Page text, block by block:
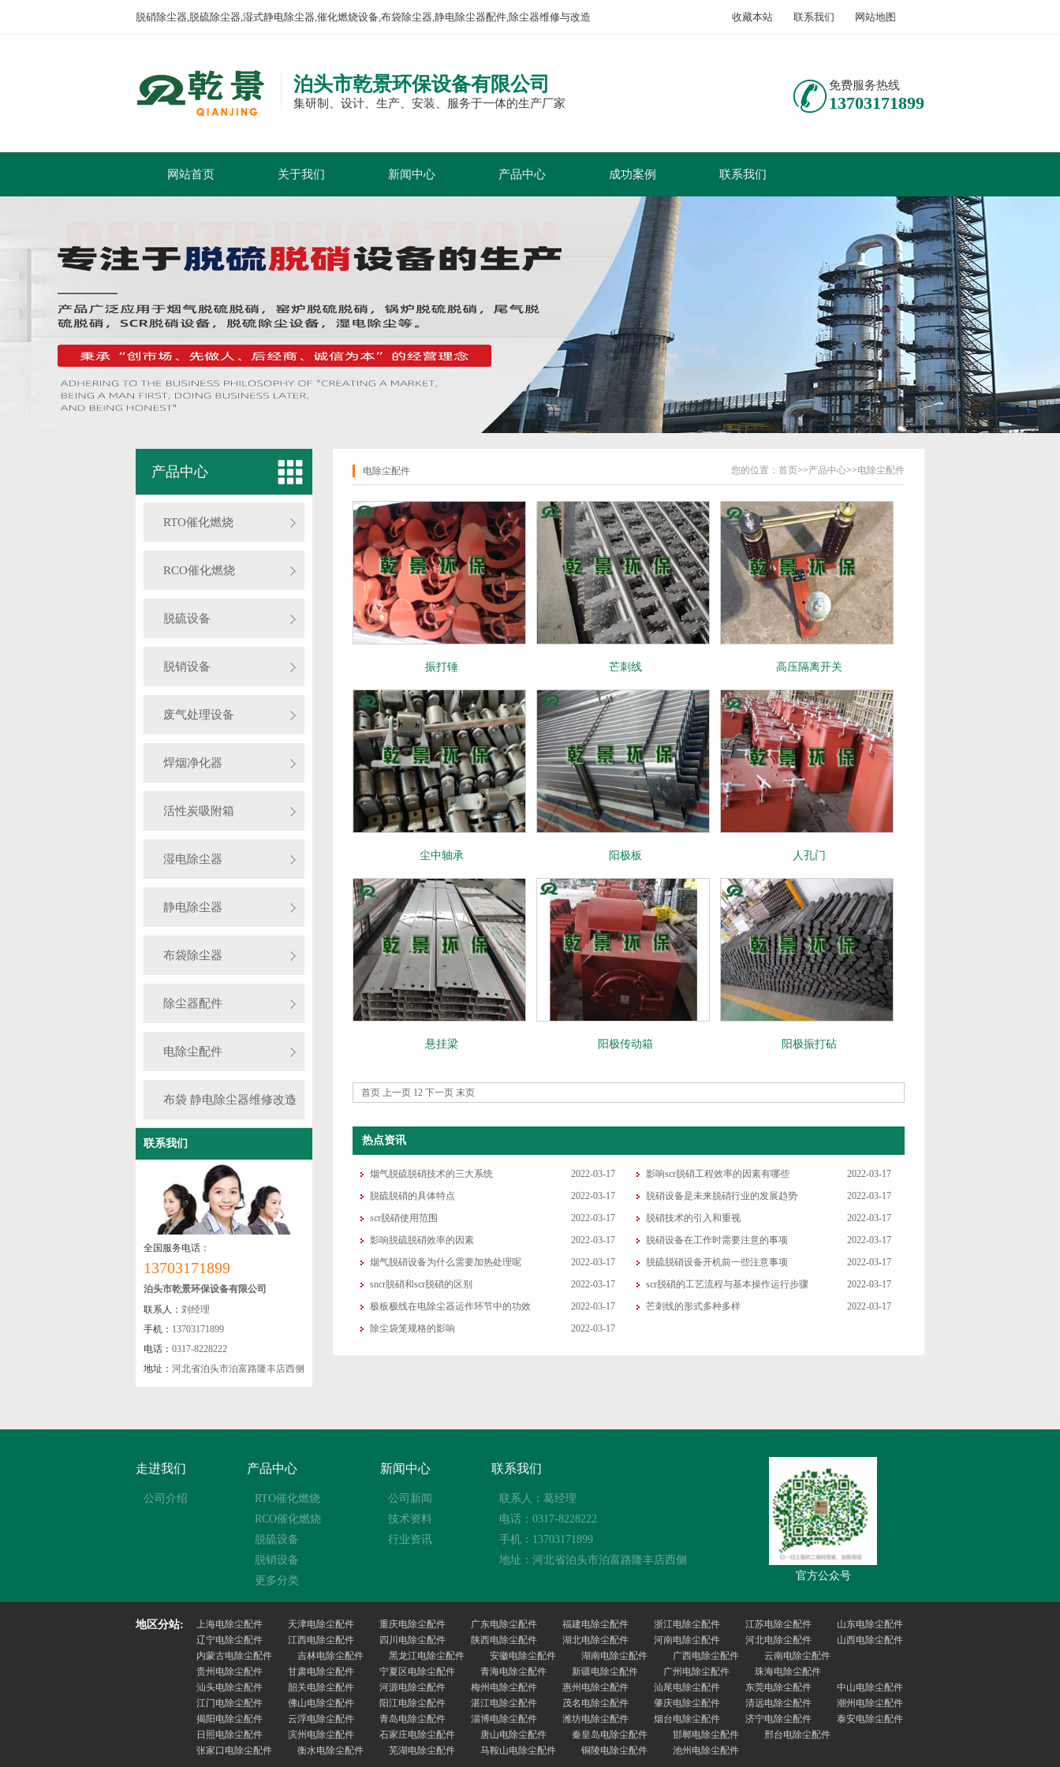
脱硝除尘器,脱硫除尘器,湿式静电除尘器,催化燃烧设备,布袋除尘器,静电除尘器配件,除尘器维修与改造 收藏本站 联系我们 网站地图
泊头市乾景环保设备有限公司
集研制、设计、生产、安装、服务于一体的生产厂家
免费服务热线
13703171899
网站首页 关于我们 新闻中心 产品中心 成功案例 联系我们
产品中心
RTO催化燃烧
RCO催化燃烧
脱硫设备
脱销设备
废气处理设备
焊烟净化器
活性炭吸附箱
湿电除尘器
静电除尘器
布袋除尘器
除尘器配件
电除尘配件
布袋 静电除尘器维修改造
联系我们
全国服务电话：
13703171899
泊头市乾景环保设备有限公司
联系人： 刘经理
手机： 13703171899
电话： 0317-8228222
地址： 河北省泊头市泊富路隆丰店西侧
电除尘配件 您的位置： 首页>>产品中心>>电除尘配件
振打锤 芒刺线 高压隔离开关
尘中轴承 阳极板 人孔门
悬挂梁 阳极传动箱 阳极振打砧
首页 上一页 12 下一页 末页
热点资讯
2022-03-17
烟气脱硫脱硝技术的三大系统 2022-03-17
影响scr脱硝工程效率的因素有哪些
2022-03-17
脱硫脱硝的具体特点 2022-03-17
脱硝设备是未来脱硝行业的发展趋势
2022-03-17
scr脱硝使用范围 2022-03-17
脱硝技术的引入和重视
2022-03-17
影响脱硫脱硝效率的因素 2022-03-17
脱硝设备在工作时需要注意的事项
2022-03-17
烟气脱硝设备为什么需要加热处理呢 2022-03-17
脱硫脱硝设备开机前一些注意事项
2022-03-17
sncr脱硝和scr脱硝的区别 2022-03-17
scr脱硝的工艺流程与基本操作运行步骤
2022-03-17
极板极线在电除尘器运作环节中的功效 2022-03-17
芒刺线的形式多种多样
2022-03-17
除尘袋笼规格的影响
走进我们
公司介绍
产品中心
RTO催化燃烧
RCO催化燃烧
脱硫设备
脱销设备
更多分类
新闻中心
公司新闻
技术资料
行业资讯
联系我们
联系人：葛经理
电话：0317-8228222
手机：13703171899
地址：河北省泊头市泊富路隆丰店西侧
官方公众号
地区分站: 上海电除尘配件 天津电除尘配件 重庆电除尘配件 广东电除尘配件 福建电除尘配件 浙江电除尘配件 江苏电除尘配件
山东电除尘配件
辽宁电除尘配件
江西电除尘配件 四川电除尘配件 陕西电除尘配件 湖北电除尘配件 河南电除尘配件 河北电除尘配件
山西电除尘配件
内蒙古电除尘配件
吉林电除尘配件 黑龙江电除尘配件 安徽电除尘配件 湖南电除尘配件 广西电除尘配件
云南电除尘配件
贵州电除尘配件
甘肃电除尘配件 宁夏区电除尘配件 青海电除尘配件 新疆电除尘配件 广州电除尘配件
珠海电除尘配件
汕头电除尘配件
韶关电除尘配件 河源电除尘配件 梅州电除尘配件 惠州电除尘配件 汕尾电除尘配件 东莞电除尘配件
中山电除尘配件
江门电除尘配件
佛山电除尘配件 阳江电除尘配件 湛江电除尘配件 茂名电除尘配件 肇庆电除尘配件 清远电除尘配件
潮州电除尘配件
揭阳电除尘配件
云浮电除尘配件 青岛电除尘配件 淄博电除尘配件 潍坊电除尘配件 烟台电除尘配件 济宁电除尘配件
泰安电除尘配件
日照电除尘配件
滨州电除尘配件 石家庄电除尘配件 唐山电除尘配件 秦皇岛电除尘配件 邯郸电除尘配件
邢台电除尘配件
张家口电除尘配件
衡水电除尘配件 芜湖电除尘配件 马鞍山电除尘配件 铜陵电除尘配件 池州电除尘配件